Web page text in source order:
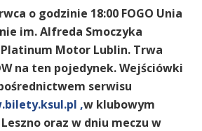
o godzinie 18:00 FOGO Unia
im. Alfreda Smoczyka
Motor Lublin. Trwa
na ten pojedynek. Wejściówki
serwisu
,w klubowym
oraz w dniu meczu w